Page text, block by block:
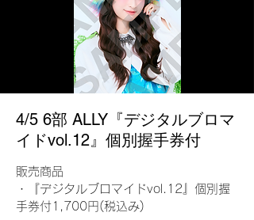
4/5 6部 ALLY『デジタルブロマ
イドvol.12』個別握手券付
販売商品
・『デジタルブロマイドvol.12』個別握
手券付1,700円(税込み)